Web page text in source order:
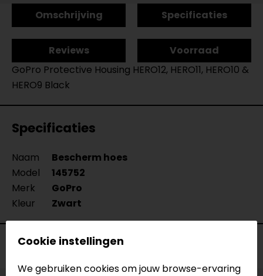
Omschrijving Specificaties
Reviews
Voorraad
GoPro Protective Housing HERO12, HERO11, HERO10 &
HERO9 Black
Specificaties
Naam
Bescherm hoes
Model
145752
Merk
GoPro
Kleur
Zwart
Voorraad
Cookie instellingen
We gebruiken cookies om jouw browse-ervaring